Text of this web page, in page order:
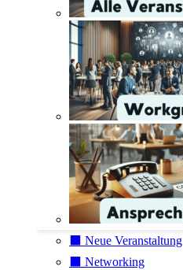
⬛️ Neue Veranstaltung
⬛️ Networking